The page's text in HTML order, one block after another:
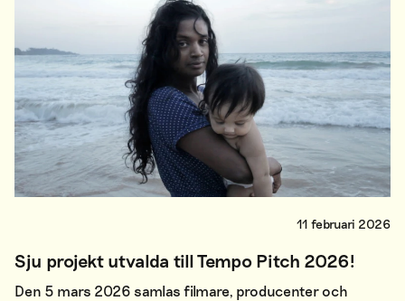
11 februari 2026
Sju projekt utvalda till Tempo Pitch 2026!
Den 5 mars 2026 samlas filmare, producenter och